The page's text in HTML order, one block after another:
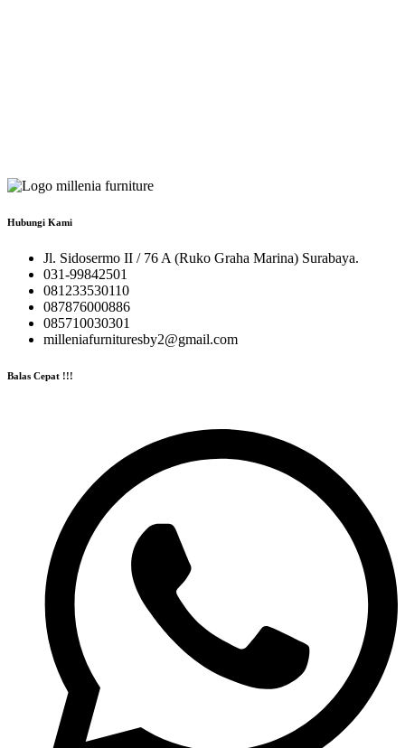
Hubungi Kami
Jl. Sidosermo II / 76 A (Ruko Graha Marina) Surabaya.
031-99842501
081233530110
087876000886
085710030301
milleniafurnituresby2@gmail.com
Balas Cepat !!!